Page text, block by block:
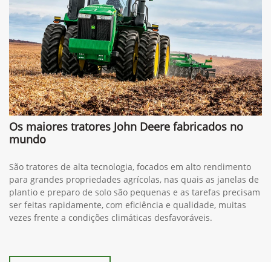
Os maiores tratores John Deere fabricados no
mundo
São tratores de alta tecnologia, focados em alto rendimento
para grandes propriedades agrícolas, nas quais as janelas de
plantio e preparo de solo são pequenas e as tarefas precisam
ser feitas rapidamente, com eficiência e qualidade, muitas
vezes frente a condições climáticas desfavoráveis.